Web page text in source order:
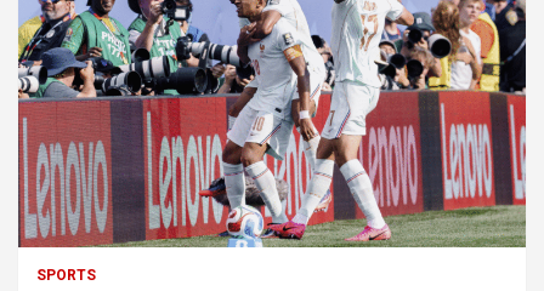
SPORTS